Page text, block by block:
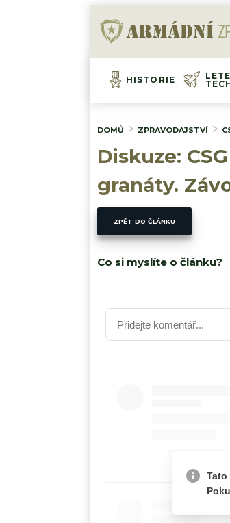
HISTORIE
DOMŮ ZPRAVODAJSTVÍ
Diskuze:
granáty.
ZPĚT DO ČLÁNKU
Co si myslíte o článku?